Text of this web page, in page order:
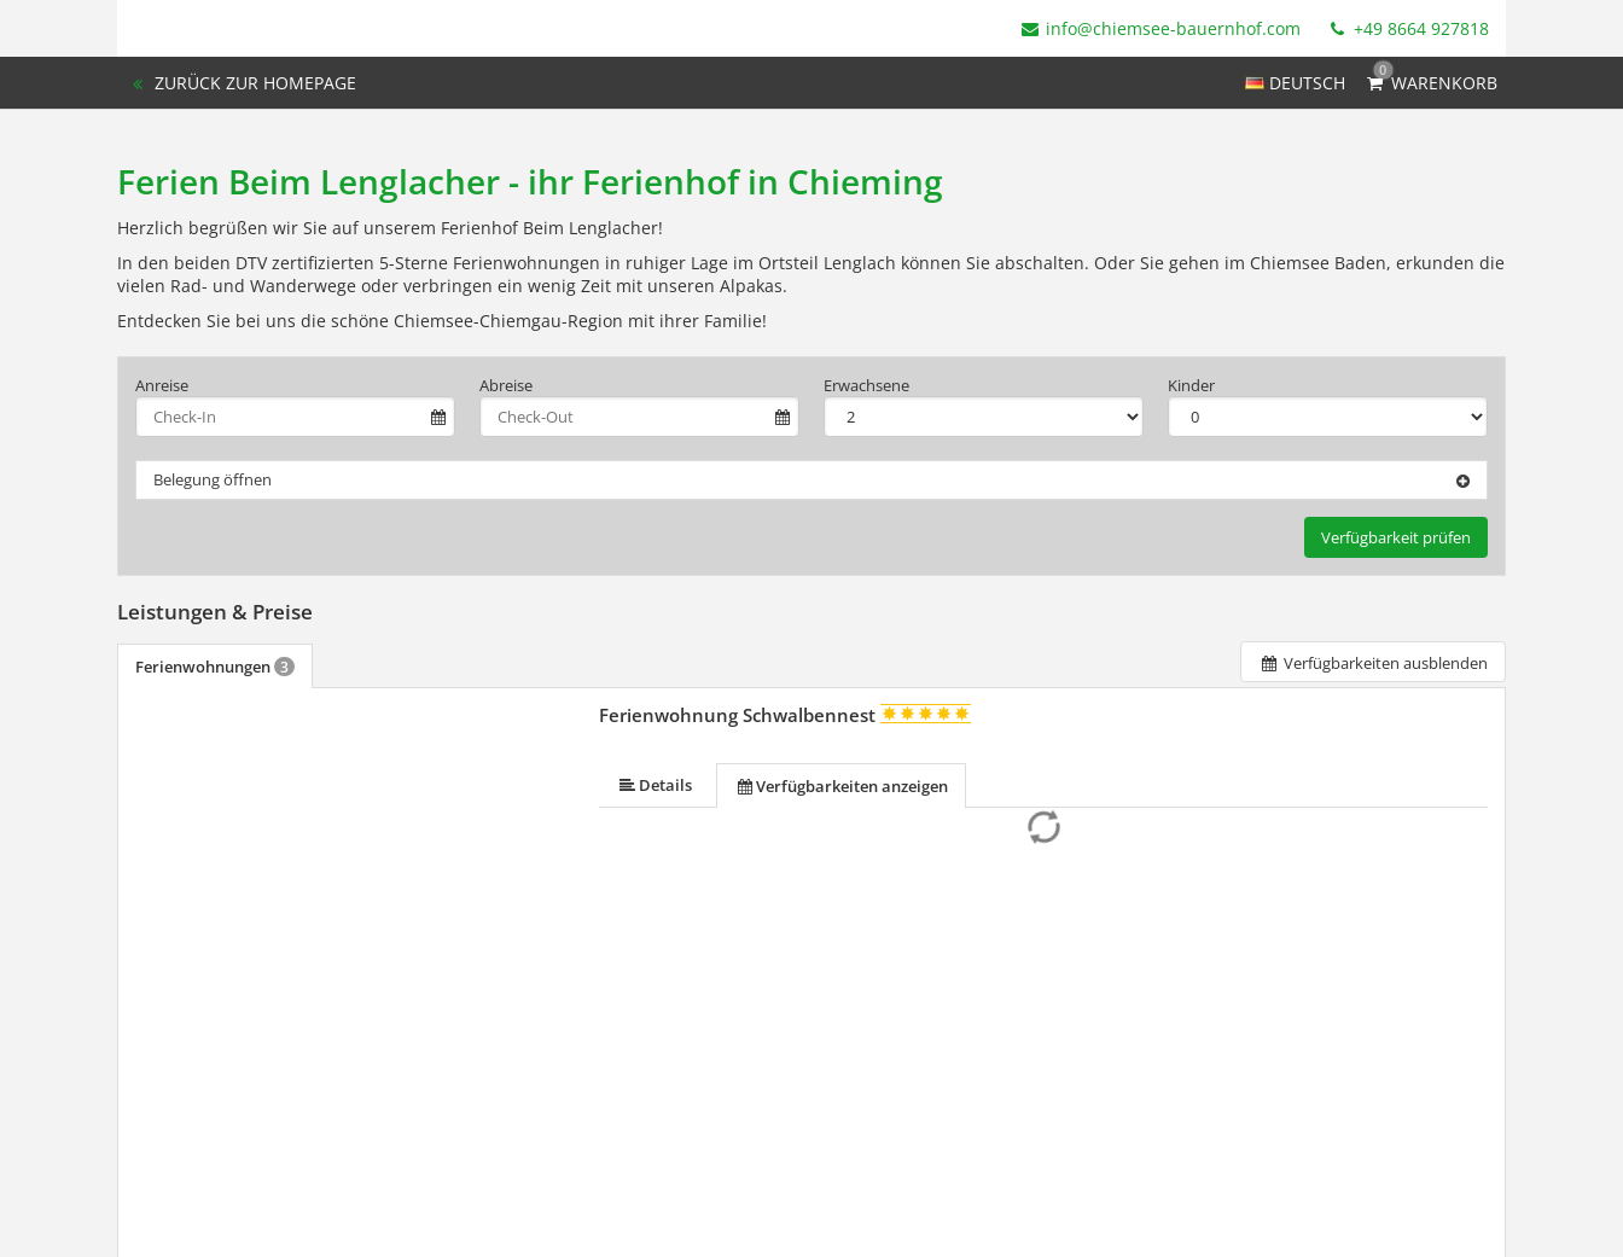
info@chiemsee-bauernhof.com +49 8664 927818
DEUTSCH
0
WARENKORB
ZURÜCK ZUR HOMEPAGE
Ferien Beim Lenglacher - ihr Ferienhof in Chieming
Herzlich begrüßen wir Sie auf unserem Ferienhof Beim Lenglacher!
In den beiden DTV zertifizierten 5-Sterne Ferienwohnungen in ruhiger Lage im Ortsteil Lenglach können Sie abschalten. Oder Sie gehen im Chiemsee Baden, erkunden die
vielen Rad- und Wanderwege oder verbringen ein wenig Zeit mit unseren Alpakas.
Entdecken Sie bei uns die schöne Chiemsee-Chiemgau-Region mit ihrer Familie!
Anreise Abreise Erwachsene Kinder
Belegung öffnen
Verfügbarkeit prüfen
Verfügbarkeiten ausblenden
Leistungen & Preise
Ferienwohnungen 3
Ferienwohnung Schwalbennest
Details Verfügbarkeiten anzeigen